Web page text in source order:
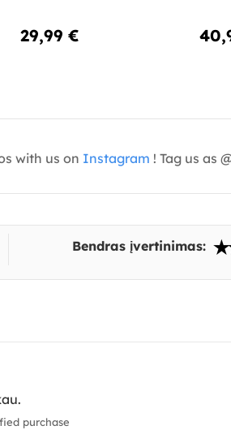
29,99 €
with us on Instagram ! Tag us as
Bendras įvertinimas:
purchase